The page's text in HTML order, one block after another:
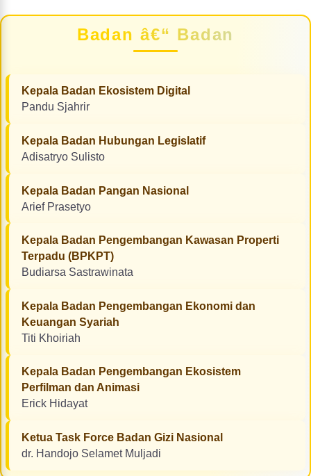
Badan â€“ Badan
Kepala Badan Ekosistem Digital
Pandu Sjahrir
Kepala Badan Hubungan Legislatif
Adisatryo Sulisto
Kepala Badan Pangan Nasional
Arief Prasetyo
Kepala Badan Pengembangan Kawasan Properti
Terpadu (BPKPT)
Budiarsa Sastrawinata
Kepala Badan Pengembangan Ekonomi dan
Keuangan Syariah
Titi Khoiriah
Kepala Badan Pengembangan Ekosistem
Perfilman dan Animasi
Erick Hidayat
Ketua Task Force Badan Gizi Nasional
dr. Handojo Selamet Muljadi